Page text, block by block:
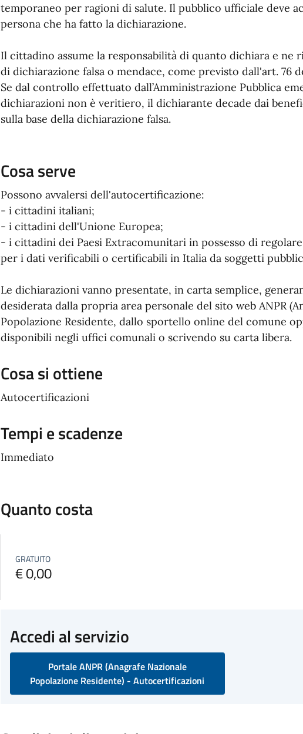
temporaneo per ragioni di salute. Il pubblico ufficiale deve
persona che ha fatto la dichiarazione.
Il cittadino assume la responsabilità di quanto dichiara e ne
di dichiarazione falsa o mendace, come previsto dall'art. 76
Se dal controllo effettuato dall’Amministrazione Pubblica
dichiarazioni non è veritiero, il dichiarante decade dai
sulla base della dichiarazione falsa.
Cosa serve
Possono avvalersi dell'autocertificazione:
- i cittadini italiani;
- i cittadini dell'Unione Europea;
- i cittadini dei Paesi Extracomunitari in possesso di
per i dati verificabili o certificabili in Italia da soggetti
Le dichiarazioni vanno presentate, in carta semplice,
desiderata dalla propria area personale del sito web ANPR
Popolazione Residente, dallo sportello online del comune
disponibili negli uffici comunali o scrivendo su carta libera.
Cosa si ottiene
Autocertificazioni
Tempi e scadenze
Immediato
Quanto costa
GRATUITO
€ 0,00
Accedi al servizio
Portale ANPR (Anagrafe Nazionale
Popolazione Residente) - Autocertificazioni